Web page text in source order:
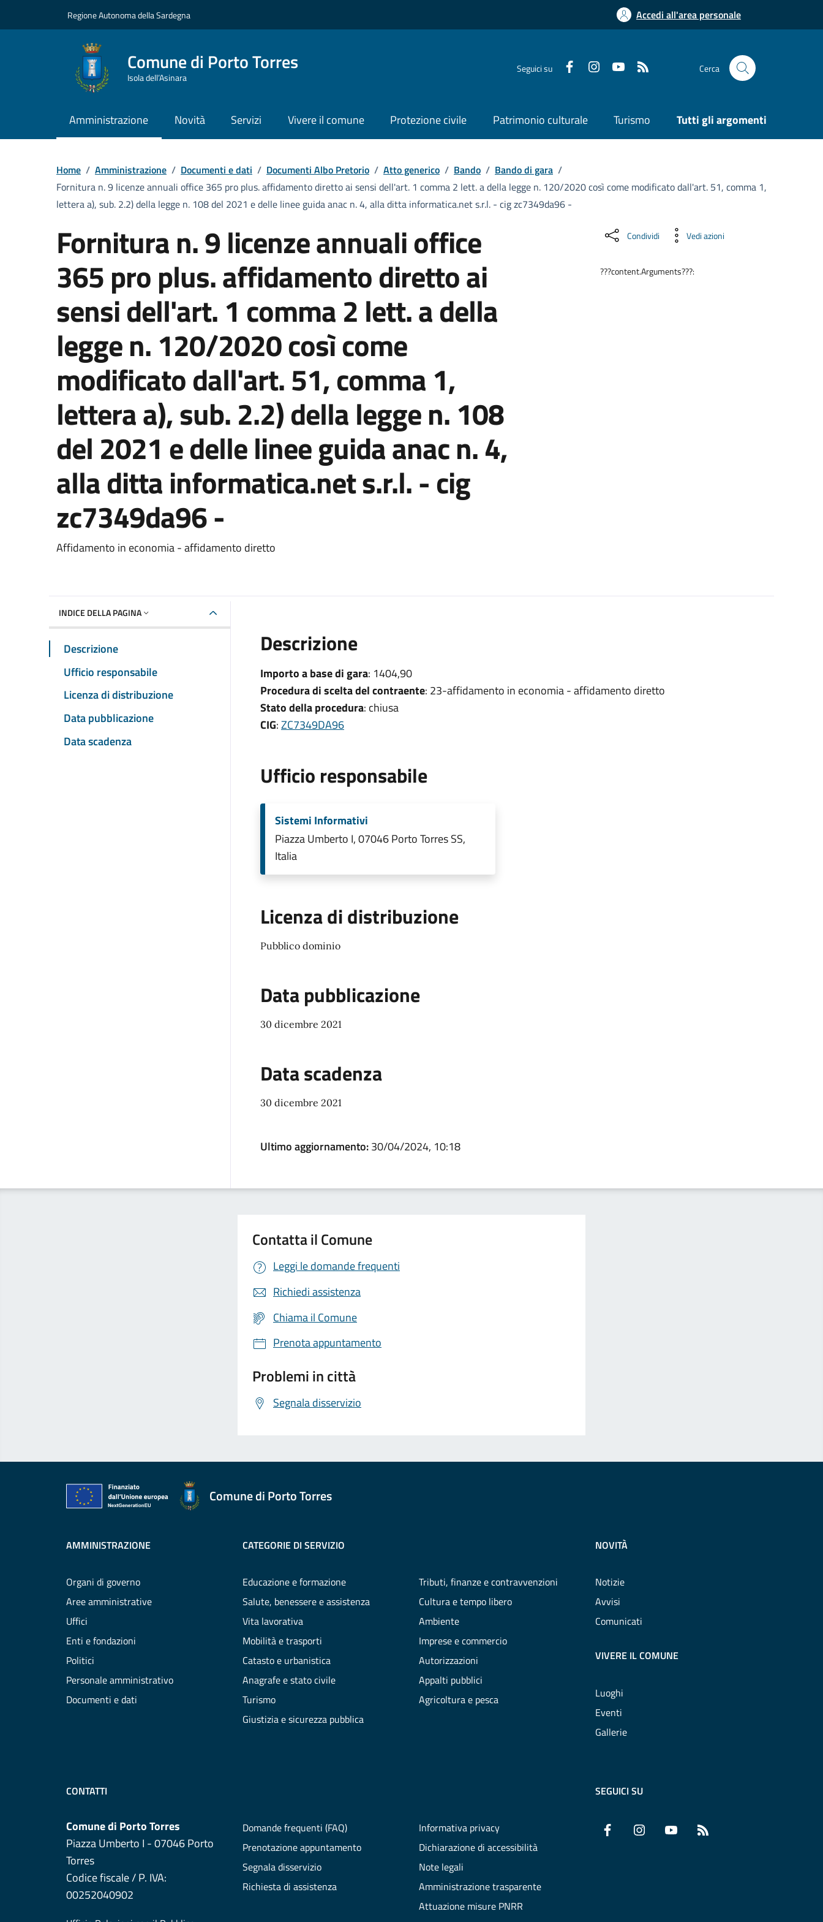
Regione Autonoma della Sardegna Accedi all'area personale
Comune di Porto Torres
Isola dell’Asinara
Seguici su Cerca
Amministrazione Novità Servizi Vivere il comune Protezione civile Patrimonio culturale Turismo Tutti gli argomenti
Home / Amministrazione / Documenti e dati / Documenti Albo Pretorio / Atto generico / Bando / Bando di gara /
Fornitura n. 9 licenze annuali office 365 pro plus. affidamento diretto ai sensi dell'art. 1 comma 2 lett. a della legge n. 120/2020 così come modificato dall'art. 51, comma 1,
lettera a), sub. 2.2) della legge n. 108 del 2021 e delle linee guida anac n. 4, alla ditta informatica.net s.r.l. - cig zc7349da96 -
Fornitura n. 9 licenze annuali office
365 pro plus. affidamento diretto ai
sensi dell'art. 1 comma 2 lett. a della
legge n. 120/2020 così come
modificato dall'art. 51, comma 1,
lettera a), sub. 2.2) della legge n. 108
del 2021 e delle linee guida anac n. 4,
alla ditta informatica.net s.r.l. - cig
zc7349da96 -
Dettaglio del documento
Affidamento in economia - affidamento diretto
Condividi Vedi azioni
???content.Arguments???:
INDICE DELLA PAGINA
Descrizione
Ufficio responsabile
Licenza di distribuzione
Data pubblicazione
Data scadenza
Descrizione
Importo a base di gara: 1404,90
Procedura di scelta del contraente: 23-affidamento in economia - affidamento diretto
Stato della procedura: chiusa
CIG:ZC7349DA96
Ufficio responsabile
Sistemi Informativi
Piazza Umberto I, 07046 Porto Torres SS,
Italia
Licenza di distribuzione
Pubblico dominio
Data pubblicazione
30 dicembre 2021
Data scadenza
30 dicembre 2021
Ultimo aggiornamento:30/04/2024, 10:18
Contatta il Comune
Leggi le domande frequenti
Richiedi assistenza
Chiama il Comune
Prenota appuntamento
Problemi in città
Segnala disservizio
Comune di Porto Torres
AMMINISTRAZIONE
Organi di governo
Aree amministrative
Uffici
Enti e fondazioni
Politici
Personale amministrativo
Documenti e dati
CATEGORIE DI SERVIZIO
Educazione e formazione
Salute, benessere e assistenza
Vita lavorativa
Mobilità e trasporti
Catasto e urbanistica
Anagrafe e stato civile
Turismo
Giustizia e sicurezza pubblica
Tributi, finanze e contravvenzioni
Cultura e tempo libero
Ambiente
Imprese e commercio
Autorizzazioni
Appalti pubblici
Agricoltura e pesca
NOVITÀ
Notizie
Avvisi
Comunicati
VIVERE IL COMUNE
Luoghi
Eventi
Gallerie
CONTATTI
Comune di Porto Torres
Piazza Umberto I - 07046 Porto
Torres
Codice fiscale / P. IVA:
00252040902
Domande frequenti (FAQ)
Prenotazione appuntamento
Segnala disservizio
Richiesta di assistenza
Informativa privacy
Dichiarazione di accessibilità
Note legali
Amministrazione trasparente
Attuazione misure PNRR
SEGUICI SU
Facebook InstagramYouTube